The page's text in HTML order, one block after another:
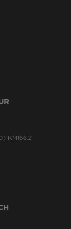
KM166,2